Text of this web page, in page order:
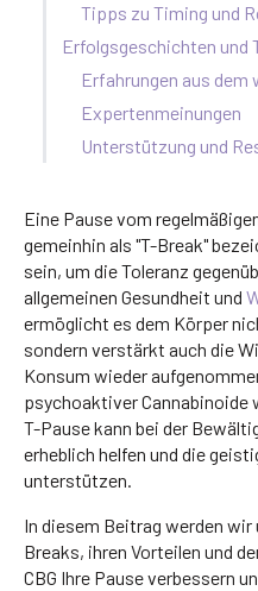
Tipps zu Timing und
Erfolgsgeschichten und
Erfahrungen aus dem
Expertenmeinungen
Unterstützung und
Eine Pause vom
gemeinhin als "T-Break"
sein, um die Toleranz
allgemeinen Gesundheit und
ermöglicht es dem Körper
sondern verstärkt auch die
Konsum wieder
psychoaktiver Cannabinoide
T-Pause kann bei der
erheblich helfen und die
unterstützen.
In diesem Beitrag werden
Breaks, ihren Vorteilen und
CBG Ihre Pause verbessern